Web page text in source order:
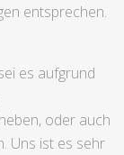
entsprechen.
es aufgrund
oder auch
Uns ist es sehr